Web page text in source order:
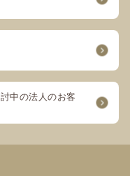
中の法人のお客